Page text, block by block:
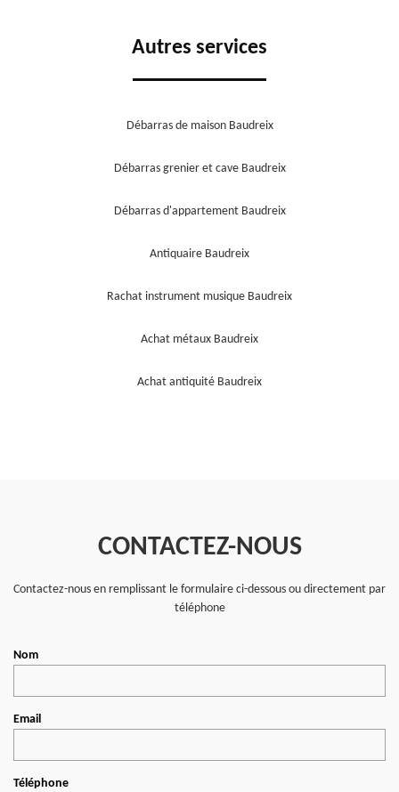
Autres services
Débarras de maison Baudreix
Débarras grenier et cave Baudreix
Débarras d'appartement Baudreix
Antiquaire Baudreix
Rachat instrument musique Baudreix
Achat métaux Baudreix
Achat antiquité Baudreix
CONTACTEZ-NOUS
Contactez-nous en remplissant le formulaire ci-dessous ou directement par
téléphone
Nom
Email
Téléphone